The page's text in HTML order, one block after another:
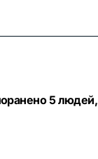
5 людей,